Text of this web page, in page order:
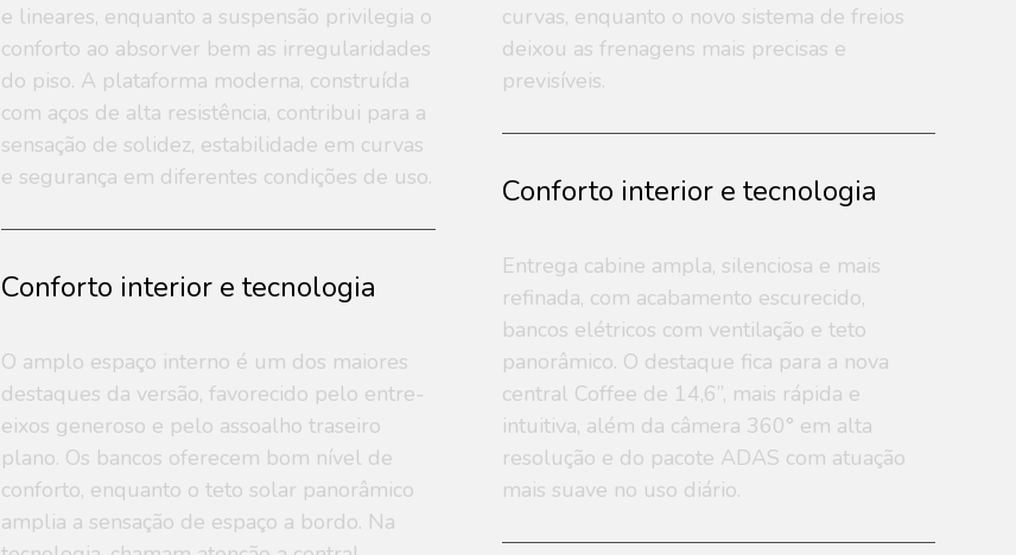
e lineares, enquanto a suspensão privilegia o
conforto ao absorver bem as irregularidades
do piso. A plataforma moderna, construída
com aços de alta resistência, contribui para a
sensação de solidez, estabilidade em curvas
e segurança em diferentes condições de uso.
Conforto interior e tecnologia
O amplo espaço interno é um dos maiores
destaques da versão, favorecido pelo entre-
eixos generoso e pelo assoalho traseiro
plano. Os bancos oferecem bom nível de
conforto, enquanto o teto solar panorâmico
amplia a sensação de espaço a bordo. Na
curvas, enquanto o novo sistema de freios
deixou as frenagens mais precisas e
previsíveis.
Conforto interior e tecnologia
Entrega cabine ampla, silenciosa e mais
refinada, com acabamento escurecido,
bancos elétricos com ventilação e teto
panorâmico. O destaque fica para a nova
central Coffee de 14,6”, mais rápida e
intuitiva, além da câmera 360° em alta
resolução e do pacote ADAS com atuação
mais suave no uso diário.